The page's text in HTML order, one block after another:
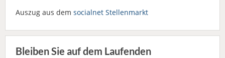
Auszug aus dem socialnet Stellenmarkt
Bleiben Sie auf dem Laufenden